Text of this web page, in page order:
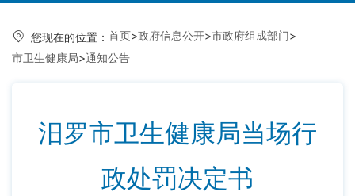
您现在的位置： 首页>政府信息公开>市政府组成部门>
市卫生健康局>通知公告
汨罗市卫生健康局当场行
政处罚决定书